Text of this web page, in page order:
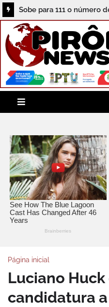
Sobe para 111 o número
terremoto na Colômbia;
Página inicial
Luciano
candidatura